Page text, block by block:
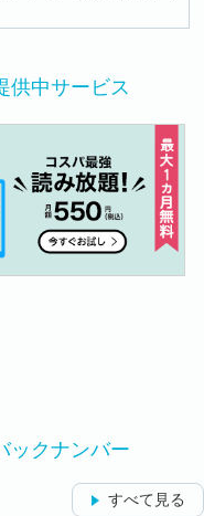
供中サービス
ックナンバー
すべて見る